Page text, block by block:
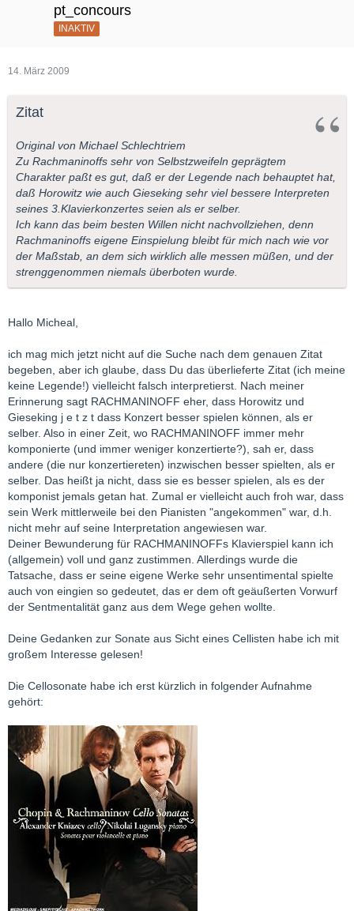
pt_concours
INAKTIV
14. März 2009
Zitat
Original von Michael Schlechtriem
Zu Rachmaninoffs sehr von Selbstzweifeln geprägtem
Charakter paßt es gut, daß er der Legende nach behauptet hat,
daß Horowitz wie auch Gieseking sehr viel bessere Interpreten
seines 3.Klavierkonzertes seien als er selber.
Ich kann das beim besten Willen nicht nachvollziehen, denn
Rachmaninoffs eigene Einspielung bleibt für mich nach wie vor
der Maßstab, an dem sich wirklich alle messen müßen, und der
strenggenommen niemals überboten wurde.
Hallo Micheal,
ich mag mich jetzt nicht auf die Suche nach dem genauen Zitat
begeben, aber ich glaube, dass Du das überlieferte Zitat (ich meine
keine Legende!) vielleicht falsch interpretierst. Nach meiner
Erinnerung sagt RACHMANINOFF eher, dass Horowitz und
Gieseking j e t z t dass Konzert besser spielen können, als er
selber. Also in einer Zeit, wo RACHMANINOFF immer mehr
komponierte (und immer weniger konzertierte?), sah er, dass
andere (die nur konzertiereten) inzwischen besser spielten, als er
selber. Das heißt ja nicht, dass sie es besser spielen, als es der
komponist jemals getan hat. Zumal er vielleicht auch froh war, dass
sein Werk mittlerweile bei den Pianisten "angekommen" war, d.h.
nicht mehr auf seine Interpretation angewiesen war.
Deiner Bewunderung für RACHMANINOFFs Klavierspiel kann ich
(allgemein) voll und ganz zustimmen. Allerdings wurde die
Tatsache, dass er seine eigene Werke sehr unsentimental spielte
auch von eingien so gedeutet, das er dem oft geäußerten Vorwurf
der Sentmentalität ganz aus dem Wege gehen wollte.
Deine Gedanken zur Sonate aus Sicht eines Cellisten habe ich mit
großem Interesse gelesen!
Die Cellosonate habe ich erst kürzlich in folgender Aufnahme
gehört: